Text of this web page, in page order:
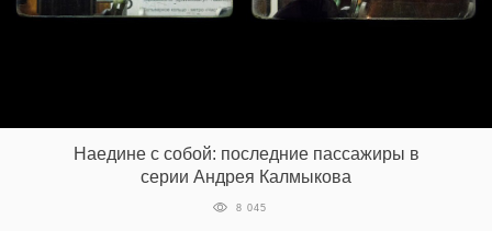
Наедине с собой: последние пассажиры в
серии Андрея Калмыкова
8 045